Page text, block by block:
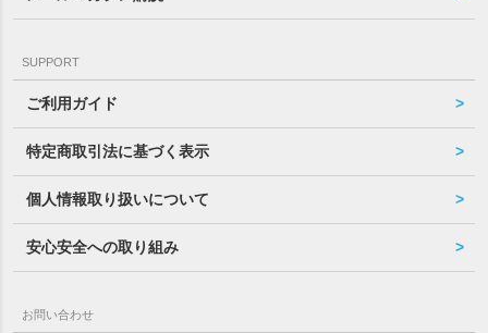
SUPPORT
ご利用ガイド
特定商取引法に基づく表示
個人情報取り扱いについて
安心安全への取り組み
お問い合わせ